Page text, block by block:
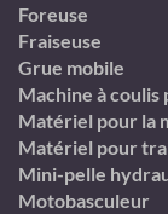
Foreuse
Fraiseuse
Grue mobile
Machine à
Matériel pour la
Matériel pour
Mini-pelle
Motobasculeur